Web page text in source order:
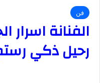
فن
الفنانة
رحيل ذكي